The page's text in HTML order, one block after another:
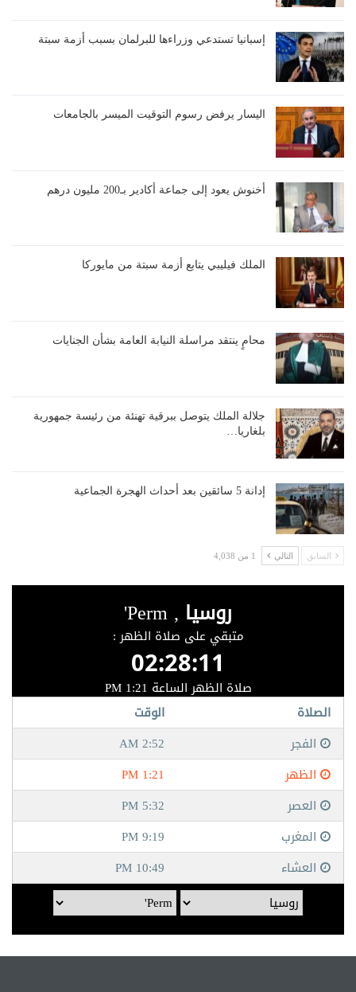
إسبانيا تستدعي وزراءها للبرلمان بسبب أزمة سبتة
اليسار يرفض رسوم التوقيت الميسر بالجامعات
أخنوش يعود إلى جماعة أكادير بـ200 مليون درهم
الملك فيليبي يتابع أزمة سبتة من مايوركا
محامٍ ينتقد مراسلة النيابة العامة بشأن الجنايات
جلالة الملك يتوصل ببرقية تهنئة من رئيسة جمهورية
بلغاريا…
إدانة 5 سائقين بعد أحداث الهجرة الجماعية
السابق التالي 1 من 4,038